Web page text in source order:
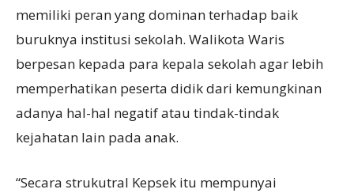
memiliki peran yang dominan terhadap baik
buruknya institusi sekolah. Walikota Waris
berpesan kepada para kepala sekolah agar lebih
memperhatikan peserta didik dari kemungkinan
adanya hal-hal negatif atau tindak-tindak
kejahatan lain pada anak.
“Secara strukutral Kepsek itu mempunyai